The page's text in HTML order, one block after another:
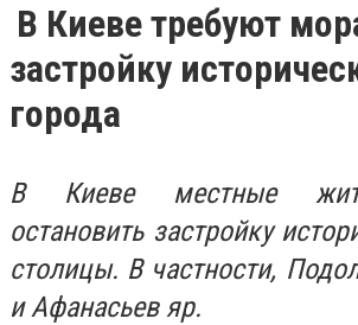
В Киеве требуют
застройку
города
В Киеве местные
остановить застройку
столицы. В частности,
и Афанасьев яр.